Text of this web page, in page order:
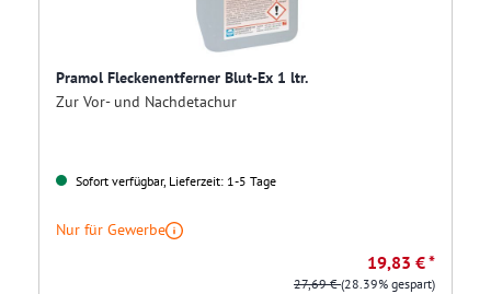
Pramol Fleckenentferner Blut-Ex 1 ltr.
Zur Vor- und Nachdetachur
Sofort verfügbar, Lieferzeit: 1-5 Tage
Nur für Gewerbe
19,83 € *
27,69 €(28.39% gespart)